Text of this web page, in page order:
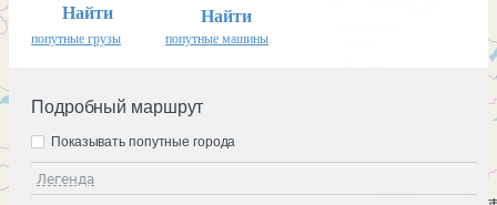
Найти
попутные грузы
Найти
попутные машины
Подробный маршрут
Легенда
Показывать попутные города